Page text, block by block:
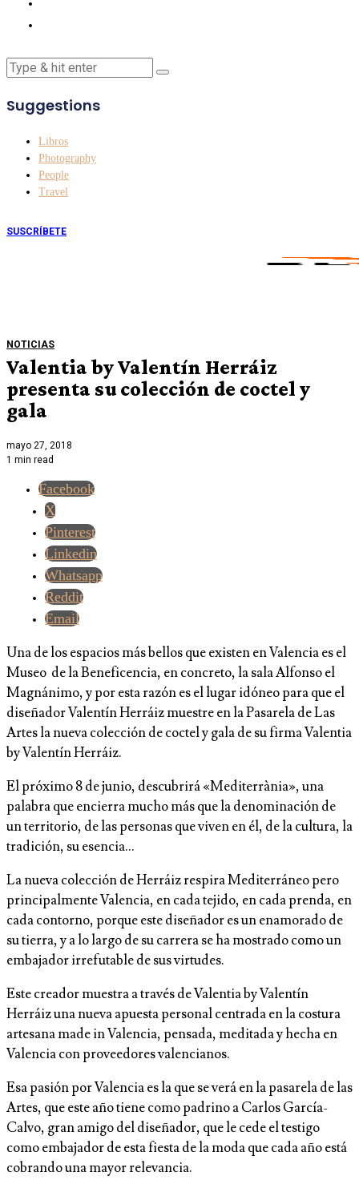
Suggestions
Libros
Photography
People
Travel
SUSCRÍBETE
NOTICIAS
Valentia by Valentín Herráiz
presenta su colección de coctel y
gala
mayo 27, 2018
1 min read
Facebook
X
Pinterest
Linkedin
Whatsapp
Reddit
Email
Una de los espacios más bellos que existen en Valencia es el
Museo de la Beneficencia, en concreto, la sala Alfonso el
Magnánimo, y por esta razón es el lugar idóneo para que el
diseñador Valentín Herráiz muestre en la Pasarela de Las
Artes la nueva colección de coctel y gala de su firma Valentia
by Valentín Herráiz.
El próximo 8 de junio, descubrirá «Mediterrània», una
palabra que encierra mucho más que la denominación de
un territorio, de las personas que viven en él, de la cultura, la
tradición, su esencia…
La nueva colección de Herráiz respira Mediterráneo pero
principalmente Valencia, en cada tejido, en cada prenda, en
cada contorno, porque este diseñador es un enamorado de
su tierra, y a lo largo de su carrera se ha mostrado como un
embajador irrefutable de sus virtudes.
Este creador muestra a través de Valentia by Valentín
Herráiz una nueva apuesta personal centrada en la costura
artesana made in Valencia, pensada, meditada y hecha en
Valencia con proveedores valencianos.
Esa pasión por Valencia es la que se verá en la pasarela de las
Artes, que este año tiene como padrino a Carlos García-
Calvo, gran amigo del diseñador, que le cede el testigo
como embajador de esta fiesta de la moda que cada año está
cobrando una mayor relevancia.